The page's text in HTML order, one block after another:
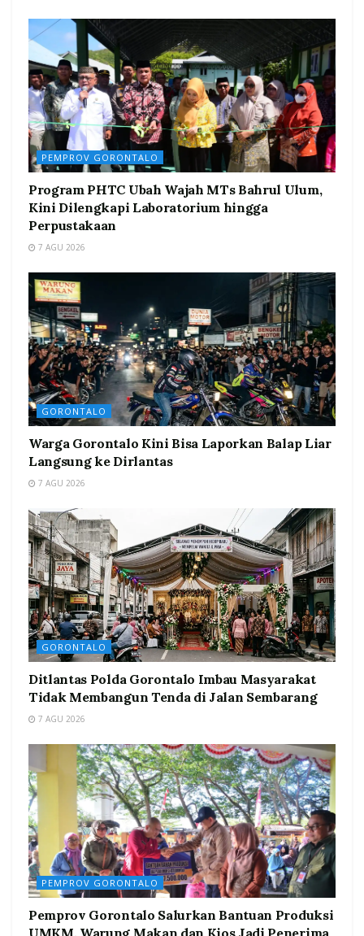
PEMPROV GORONTALO
Program PHTC Ubah Wajah MTs Bahrul Ulum,
Kini Dilengkapi Laboratorium hingga
Perpustakaan
7 AGU 2026
GORONTALO
Warga Gorontalo Kini Bisa Laporkan Balap Liar
Langsung ke Dirlantas
7 AGU 2026
GORONTALO
Ditlantas Polda Gorontalo Imbau Masyarakat
Tidak Membangun Tenda di Jalan Sembarang
7 AGU 2026
PEMPROV GORONTALO
Pemprov Gorontalo Salurkan Bantuan Produksi
UMKM, Warung Makan dan Kios Jadi Penerima